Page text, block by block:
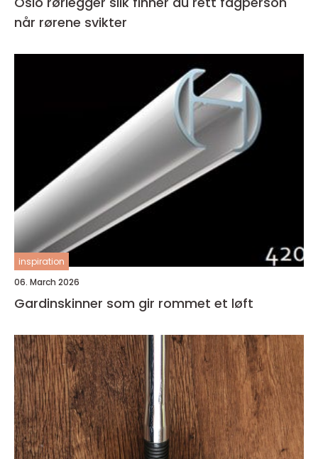
når rørene svikter
inspiration
06. March 2026
Gardinskinner som gir rommet et løft